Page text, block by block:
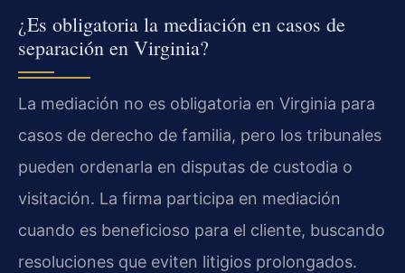
¿Es obligatoria la mediación en casos de
separación en Virginia?
La mediación no es obligatoria en Virginia para
casos de derecho de familia, pero los tribunales
pueden ordenarla en disputas de custodia o
visitación. La firma participa en mediación
cuando es beneficioso para el cliente, buscando
resoluciones que eviten litigios prolongados.